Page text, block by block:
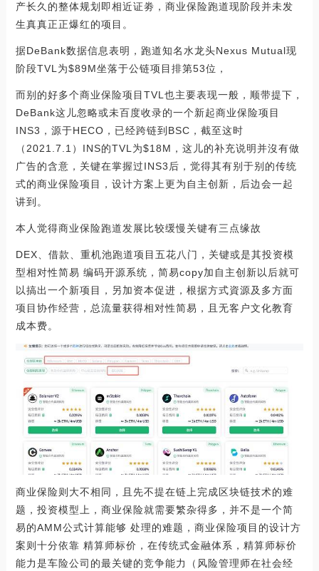
产长久的整体规划即相近证劵，商业保险跑道现阶段并未发
生真真正正爆红的项目。
据DeBank数据信息表明，跑道知名水龙头Nexus Mutual现
阶段TVL为$89M坐落于公链项目排第53位，
而别的好多个商业保险项目TVL也主要表现一般，顺带提下，
DeBank这儿忽略或未百度收录的一个新起商业保险项目
INS3，源于HECO，已经跨链到BSC，截至这时
（2021.7.1）INS的TVL为$18M，这儿的补充说明并沒有做
广告的含意，关键在掌握过INS3后，觉得其有别于别的传统
式的商业保险项目，设计方案上更为自主创新，后边会一起
讲到。
本人觉得商业保险跑道发展比较缓慢关键有三点缘故
DEX、借款、重机池跑道项目五花八门，关键或是其投资模
型相对性简易 编码开源系统，简易copy加自主创新以后就可
以搞出一个新项目，另加资本促进，根据方式資源及多方面
项目协作经营，总流量获得相对性简易，且无客户文化教育
成本费。
商业保险则大不相同，且先不提在链上完成区块链技术的难
题，投资模型上，商业保险就需要繁杂得多，并不是一个简
易的AMM公式计算能够 处理的难题，商业保险项目的设计方
案则十分依靠 精算师标价，在传统式金融体系，精算师标价
能力是车险公司的最关键的竞争能力（风险管理师在社会经